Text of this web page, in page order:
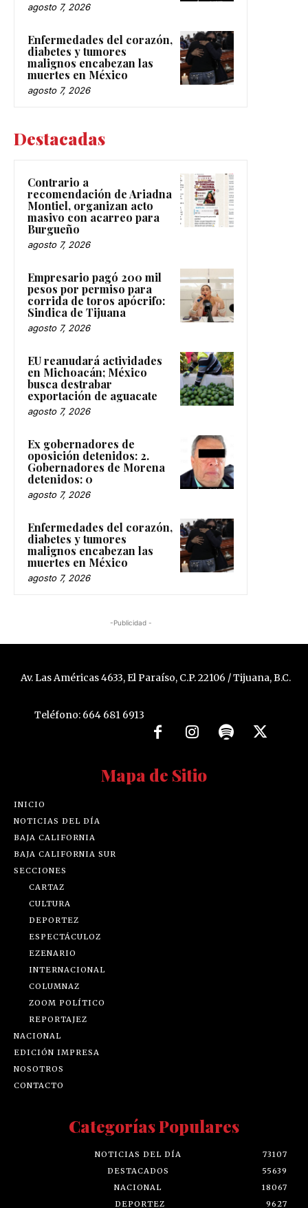
agosto 7, 2026
Enfermedades del corazón,
diabetes y tumores
malignos encabezan las
muertes en México
agosto 7, 2026
Destacadas
Contrario a
recomendación de Ariadna
Montiel, organizan acto
masivo con acarreo para
Burgueño
agosto 7, 2026
Empresario pagó 200 mil
pesos por permiso para
corrida de toros apócrifo:
Sindica de Tijuana
agosto 7, 2026
EU reanudará actividades
en Michoacán; México
busca destrabar
exportación de aguacate
agosto 7, 2026
Ex gobernadores de
oposición detenidos: 2.
Gobernadores de Morena
detenidos: 0
agosto 7, 2026
Enfermedades del corazón,
diabetes y tumores
malignos encabezan las
muertes en México
agosto 7, 2026
-Publicidad -
Av. Las Américas 4633, El Paraíso, C.P. 22106 / Tijuana, B.C.
Teléfono: 664 681 6913
Mapa de Sitio
INICIO
NOTICIAS DEL DÍA
BAJA CALIFORNIA
BAJA CALIFORNIA SUR
SECCIONES
CARTAZ
CULTURA
DEPORTEZ
ESPECTÁCULOZ
EZENARIO
INTERNACIONAL
COLUMNAZ
ZOOM POLÍTICO
REPORTAJEZ
NACIONAL
EDICIÓN IMPRESA
NOSOTROS
CONTACTO
Categorías Populares
NOTICIAS DEL DÍA
73107
DESTACADOS
55639
NACIONAL
18067
DEPORTEZ
9627